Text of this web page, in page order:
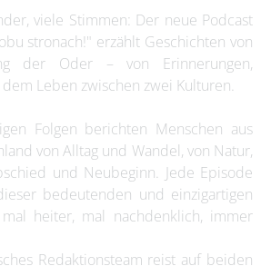
viele Stimmen: Der neue Podcast
stronach!" erzählt Geschichten von
der Oder – von Erinnerungen,
Leben zwischen zwei Kulturen.
Folgen berichten Menschen aus
von Alltag und Wandel, von Natur,
und Neubeginn. Jede Episode
bedeutenden und einzigartigen
mal heiter, mal nachdenklich, immer
Redaktionsteam reist auf beiden